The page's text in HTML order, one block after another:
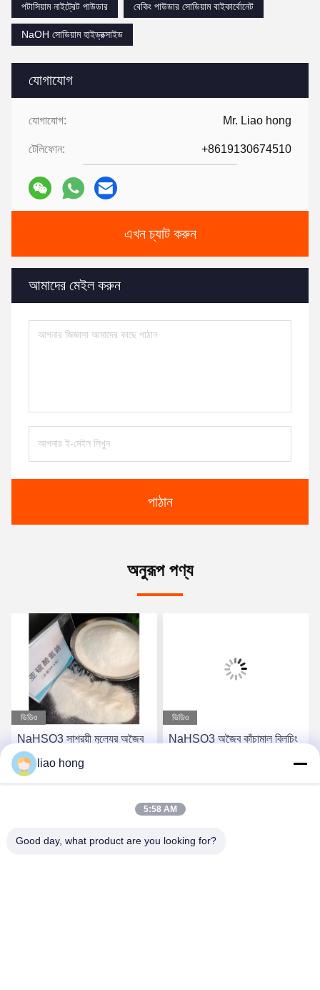
যোগাযোগ
যোগাযোগ: Mr. Liao hong
টেলিফোন: +8619130674510
এখন চ্যাট করুন
আমাদের মেইল করুন
পাঠান
পটাসিয়াম নাইট্রেট পাউডার
বেকিং পাউডার সোডিয়াম বাইকার্বোনেট
NaOH সোডিয়াম হাইড্রক্সাইড
অনুরূপ পণ্য
ভিডিও
NaHSO3 সাশ্রয়ী মূল্যের অজৈব
কাঁচামাল ব্লিচিং এবং সংরক্ষণের জন্য
সোডিয়াম বিসুলফাইট
ভিডিও
NaHSO3 অজৈব কাঁচামাল ব্লিচিং
liao hong
5:58 AM
Good day, what product are you looking for?